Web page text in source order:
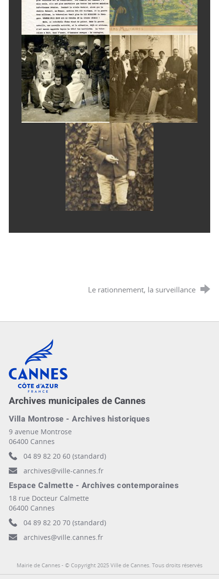
Le rationnement, la surveillance
Cannes, Côte d'Azur, France
Archives municipales de Cannes
Villa Montrose - Archives historiques
9 avenue Montrose
06400 Cannes
04 89 82 20 60 (standard)
archives@ville-cannes.fr
Espace Calmette - Archives contemporaines
18 rue Docteur Calmette
06400 Cannes
04 89 82 20 70 (standard)
archives@ville.cannes.fr
Mairie de Cannes - © Copyright 2025 Ville de Cannes. Tous droits réservés